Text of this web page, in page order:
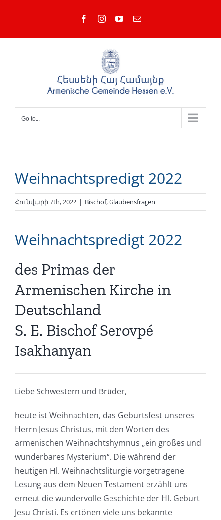
FacebookInstagramYouTubeEmail
Go to...
Weihnachtspredigt 2022
Հունվարի 7th, 2022 | Bischof,Glaubensfragen
Weihnachtspredigt 2022
des Primas der
Armenischen Kirche in
Deutschland
S. E. Bischof Serovpé
Isakhanyan
Liebe Schwestern und Brüder,
heute ist Weihnachten, das Geburtsfest unseres
Herrn Jesus Christus, mit den Worten des
armenischen Weihnachtshymnus „ein großes und
wunderbares Mysterium“. Die während der
heutigen Hl. Weihnachtsliturgie vorgetragene
Lesung aus dem Neuen Testament erzählt uns
erneut die wundervolle Geschichte der Hl. Geburt
Jesu Christi. Es ertönen viele uns bekannte